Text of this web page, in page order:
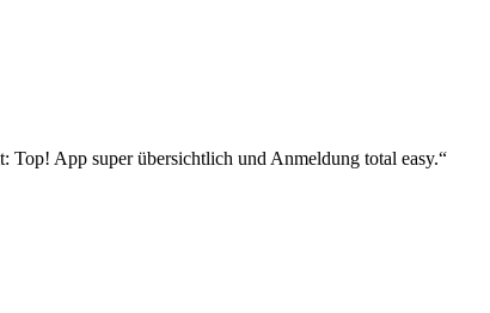
Top! App super übersichtlich und Anmeldung total easy.“